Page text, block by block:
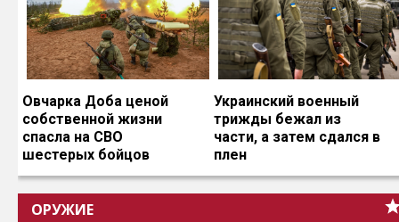
Овчарка Доба ценой
собственной жизни
спасла на СВО
шестерых бойцов
Украинский военный
трижды бежал из
части, а затем сдался в
плен
ОРУЖИЕ